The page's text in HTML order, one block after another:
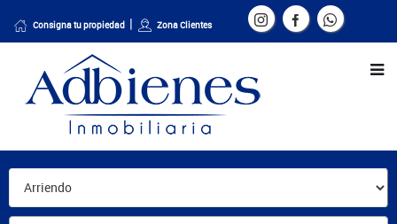
Consigna tu propiedad Zona Clientes